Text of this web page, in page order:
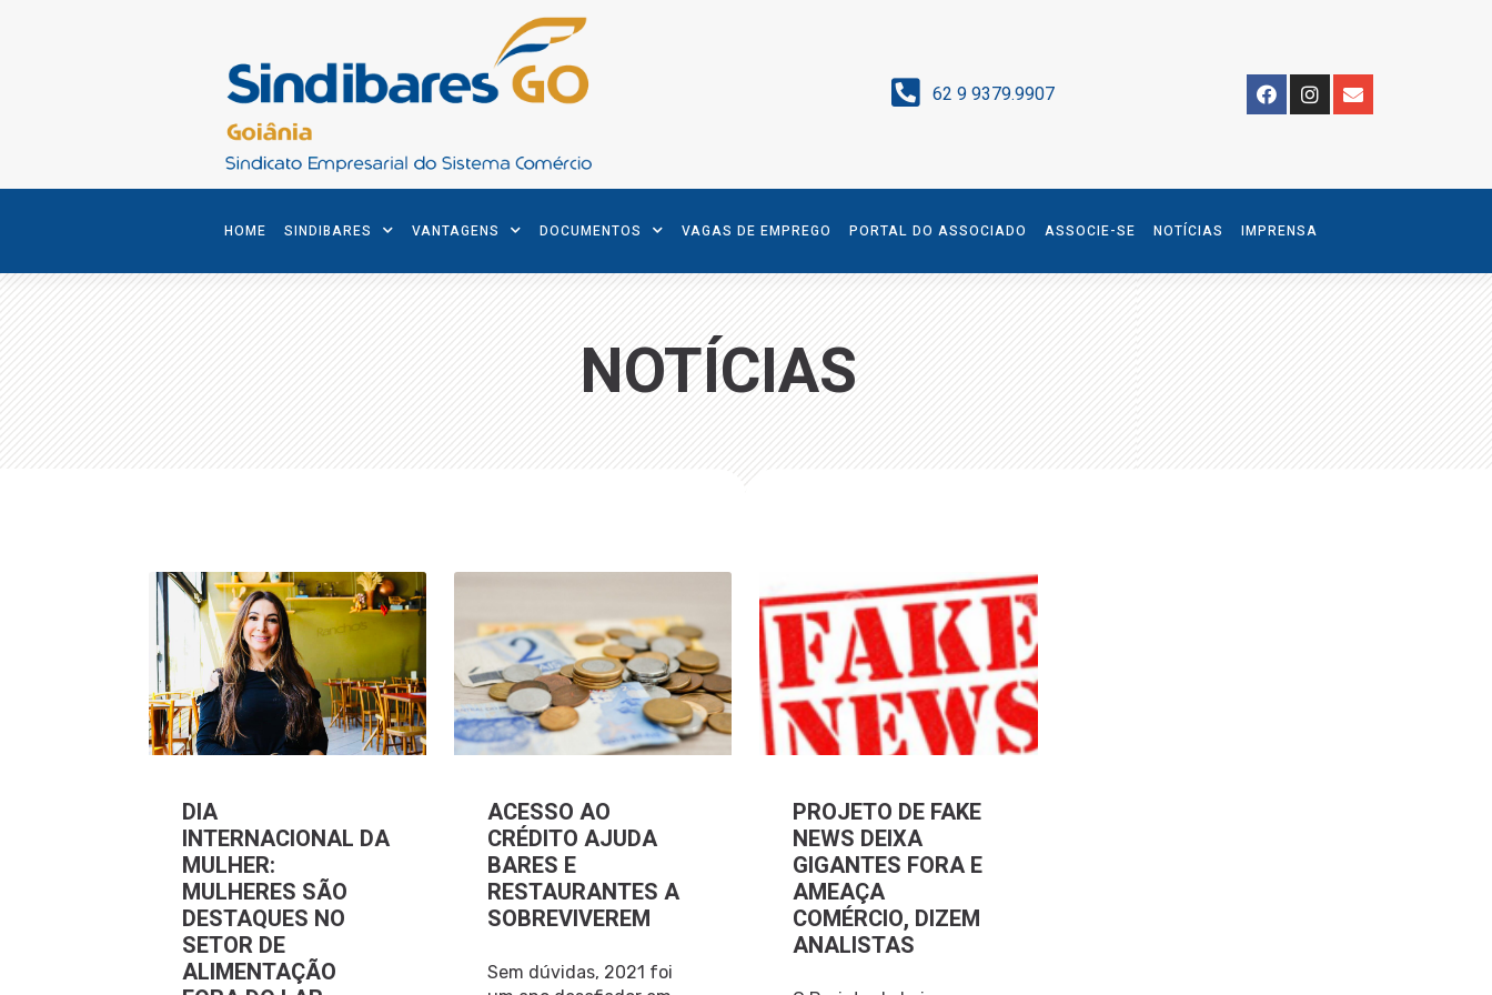
62 9 9379.9907
HOME SINDIBARES VANTAGENS DOCUMENTOS VAGAS DE EMPREGO PORTAL DO ASSOCIADO ASSOCIE-SE NOTÍCIAS IMPRENSA
NOTÍCIAS
DIA
INTERNACIONAL DA
MULHER:
MULHERES SÃO
DESTAQUES NO
SETOR DE
ALIMENTAÇÃO
ACESSO AO
CRÉDITO AJUDA
BARES E
RESTAURANTES A
SOBREVIVEREM
Sem dúvidas, 2021 foi
PROJETO DE FAKE
NEWS DEIXA
GIGANTES FORA E
AMEAÇA
COMÉRCIO, DIZEM
ANALISTAS